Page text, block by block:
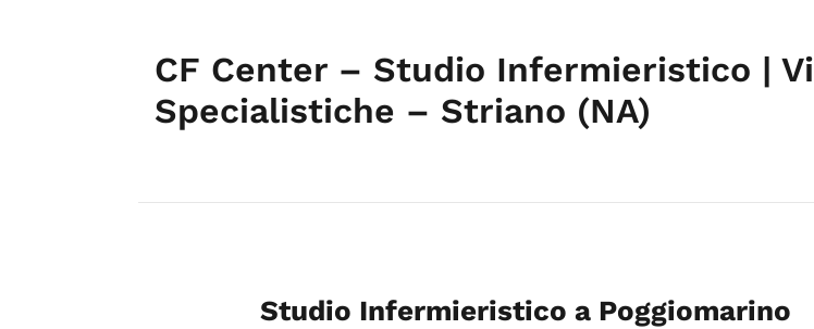
CF Center – Studio Infermieristico |
Specialistiche – Striano (NA)
Studio Infermieristico a Poggiomarino